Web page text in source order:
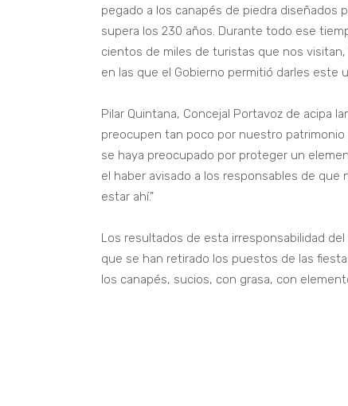
pegado a los canapés de piedra diseñados
supera los 230 años. Durante todo ese
cientos de miles de turistas que nos
en las que el Gobierno permitió darles este
Pilar Quintana, Concejal Portavoz de acipa
preocupen tan poco por nuestro
se haya preocupado por proteger un
el haber avisado a los responsables de
estar ahí.”
Los resultados de esta irresponsabilidad
que se han retirado los puestos de las
los canapés, sucios, con grasa, con